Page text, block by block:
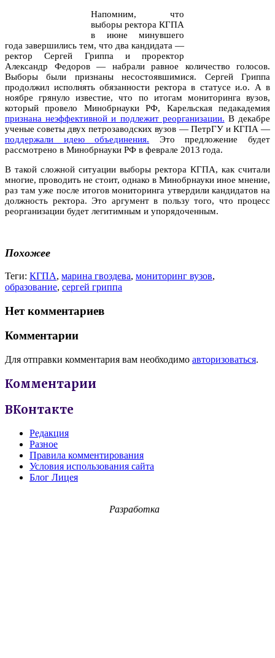
Напомним, что
выборы ректора КГПА
в июне минувшего
года завершились тем, что два кандидата —
ректор Сергей Гриппа и проректор
Александр Федоров — набрали равное количество голосов.
Выборы были признаны несостоявшимися. Сергей Гриппа
продолжил исполнять обязанности ректора в статусе и.о. А в
ноябре грянуло известие, что по итогам мониторинга вузов,
который провело Минобрнауки РФ, Карельская педакадемия
признана неэффективной и подлежит реорганизации. В декабре
ученые советы двух петрозаводских вузов — ПетрГУ и КГПА —
поддержали идею объединения. Это предложение будет
рассмотрено в Минобрнауки РФ в феврале 2013 года.
В такой сложной ситуации выборы ректора КГПА, как считали
многие, проводить не стоит, однако в Минобрнауки иное мнение,
раз там уже после итогов мониторинга утвердили кандидатов на
должность ректора. Это аргумент в пользу того, что процесс
реорганизации будет легитимным и упорядоченным.
Похожее
Теги: КГПА, марина гвоздева, мониторинг вузов,
образование, сергей гриппа
Нет комментариев
Комментарии
Для отправки комментария вам необходимо авторизоваться.
Комментарии
ВКонтакте
Редакция
Разное
Правила комментирования
Условия использования сайта
Блог Лицея
Разработка